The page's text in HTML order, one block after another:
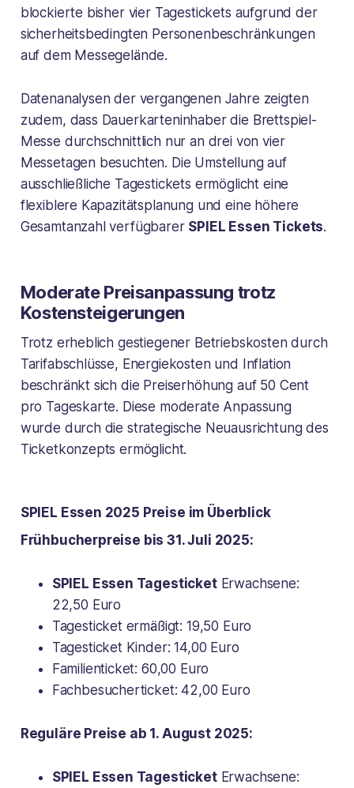
blockierte bisher vier Tagestickets aufgrund der
sicherheitsbedingten Personenbeschränkungen
auf dem Messegelände.
Datenanalysen der vergangenen Jahre zeigten
zudem, dass Dauerkarteninhaber die Brettspiel-
Messe durchschnittlich nur an drei von vier
Messetagen besuchten. Die Umstellung auf
ausschließliche Tagestickets ermöglicht eine
flexiblere Kapazitätsplanung und eine höhere
Gesamtanzahl verfügbarer SPIEL Essen Tickets.
Moderate Preisanpassung trotz
Kostensteigerungen
Trotz erheblich gestiegener Betriebskosten durch
Tarifabschlüsse, Energiekosten und Inflation
beschränkt sich die Preiserhöhung auf 50 Cent
pro Tageskarte. Diese moderate Anpassung
wurde durch die strategische Neuausrichtung des
Ticketkonzepts ermöglicht.
SPIEL Essen 2025 Preise im Überblick
Frühbucherpreise bis 31. Juli 2025:
SPIEL Essen TagesticketErwachsene:
22,50 Euro
Tagesticket ermäßigt: 19,50 Euro
Tagesticket Kinder: 14,00 Euro
Familienticket: 60,00 Euro
Fachbesucherticket: 42,00 Euro
Reguläre Preise ab 1. August 2025:
SPIEL Essen TagesticketErwachsene: